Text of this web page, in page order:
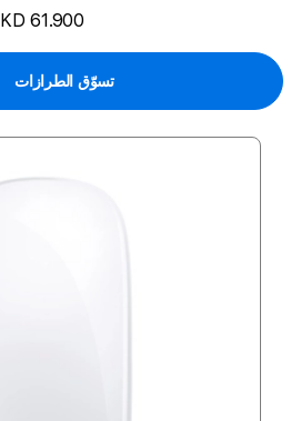
KD 61.900
تسوّق الطرازات